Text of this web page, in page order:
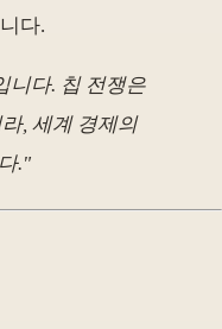
다.
니다. 칩 전쟁은
, 세계 경제의
."